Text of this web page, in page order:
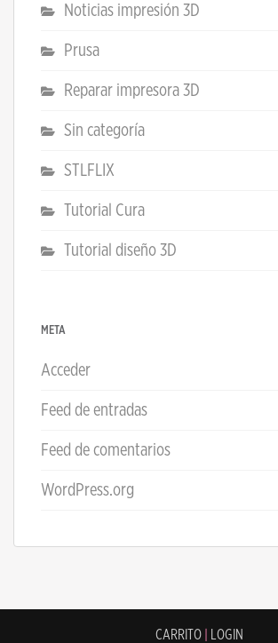
Noticias impresión 3D
Prusa
Reparar impresora 3D
Sin categoría
STLFLIX
Tutorial Cura
Tutorial diseño 3D
META
Acceder
Feed de entradas
Feed de comentarios
WordPress.org
CARRITO| LOGIN